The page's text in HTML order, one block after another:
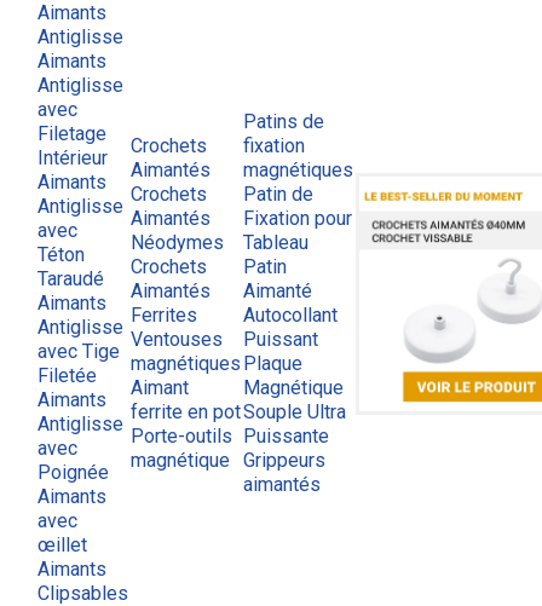
Aimants
Antiglisse
Aimants
Antiglisse
avec
Filetage
Intérieur
Aimants
Antiglisse
avec
Téton
Taraudé
Aimants
Antiglisse
avec Tige
Filetée
Aimants
Antiglisse
avec
Poignée
Aimants
avec
œillet
Aimants
Clipsables
Crochets
Aimantés
Crochets
Aimantés
Néodymes
Crochets
Aimantés
Ferrites
Ventouses
magnétiques
Aimant
ferrite en pot
Porte-outils
magnétique
Patins de
fixation
magnétiques
Patin de
Fixation pour
Tableau
Patin
Aimanté
Autocollant
Puissant
Plaque
Magnétique
Souple Ultra
Puissante
Grippeurs
aimantés